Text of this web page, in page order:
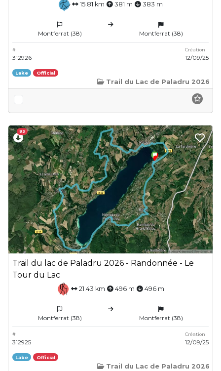
15.81 km 381 m 383 m
Montferrat (38) Montferrat (38)
#
312926
Création
12/09/25
Lake Official
Trail du Lac de Paladru 2026
83
Trail du lac de Paladru 2026 - Randonnée - Le
Tour du Lac
21.43 km 496 m 496 m
Montferrat (38) Montferrat (38)
#
312925
Création
12/09/25
Lake Official
Trail du Lac de Paladru 2026